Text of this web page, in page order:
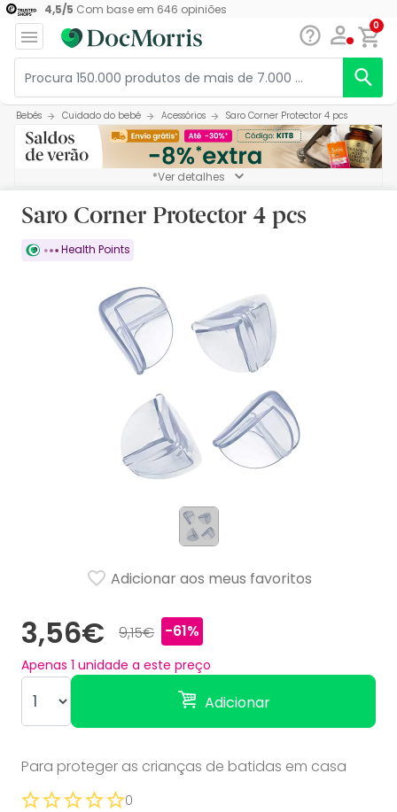
4,5/5 Com base em 646 opiniões
0
Bebés Cuidado do bebé Acessórios Saro Corner Protector 4 pcs
*Ver detalhes
Saro Corner Protector 4 pcs
Health Points
3,56€ 9,15€ -61%
Apenas 1 unidade a este preço
Adicionar
Adicionar aos meus favoritos
Para proteger as crianças de batidas em casa
0